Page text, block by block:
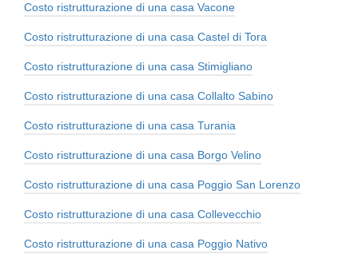
Costo ristrutturazione di una casa Vacone
Costo ristrutturazione di una casa Castel di Tora
Costo ristrutturazione di una casa Stimigliano
Costo ristrutturazione di una casa Collalto Sabino
Costo ristrutturazione di una casa Turania
Costo ristrutturazione di una casa Borgo Velino
Costo ristrutturazione di una casa Poggio San Lorenzo
Costo ristrutturazione di una casa Collevecchio
Costo ristrutturazione di una casa Poggio Nativo